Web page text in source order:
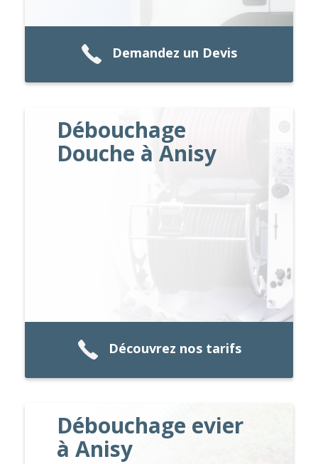
Demandez un Devis
Débouchage
Douche à Anisy
Découvrez nos tarifs
Débouchage evier
à Anisy